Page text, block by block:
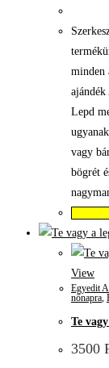
minden
ajándék
Lepd
vagy
bögrét
View
Egyedit
nőnapra
Te
3500